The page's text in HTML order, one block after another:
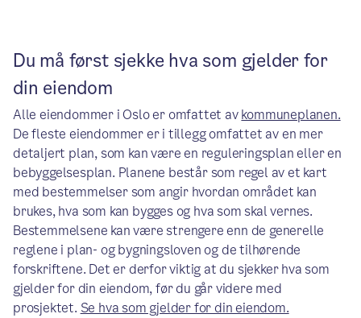
Du må først sjekke hva som gjelder for
din eiendom
Alle eiendommer i Oslo er omfattet avkommuneplanen.
De fleste eiendommer er i tillegg omfattet av en mer
detaljert plan, som kan være en reguleringsplan eller en
bebyggelsesplan. Planene består som regel av et kart
med bestemmelser som angir hvordan området kan
brukes, hva som kan bygges og hva som skal vernes.
Bestemmelsene kan være strengere enn de generelle
reglene i plan- og bygningsloven og de tilhørende
forskriftene. Det er derfor viktig at du sjekker hva som
gjelder for din eiendom, før du går videre med
prosjektet. Se hva som gjelder for din eiendom.